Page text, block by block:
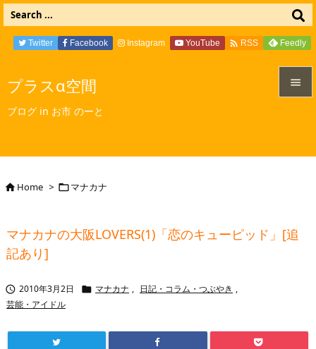
プラスα空間
ブログ in お市 のーと

次へ
Twitter Facebook Instagram YouTube  RSS Feedly
Home > マナカナ
マナカナの大阪LOVERS(1)「恋のキューピッド」[追
記あり]
 2010年3月2日  マナカナ , 日記・コラム・つぶやき ,
芸能・アイドル